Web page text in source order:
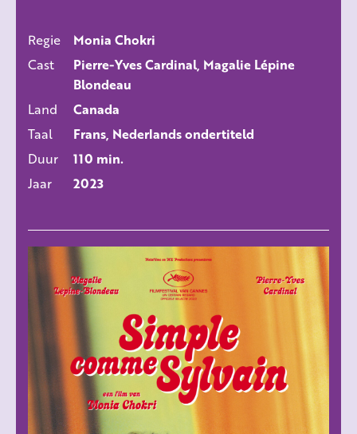
Regie
Monia Chokri
Cast
Pierre-Yves Cardinal, Magalie Lépine
Blondeau
Land
Canada
Taal
Frans, Nederlands ondertiteld
Duur
110 min.
Jaar
2023